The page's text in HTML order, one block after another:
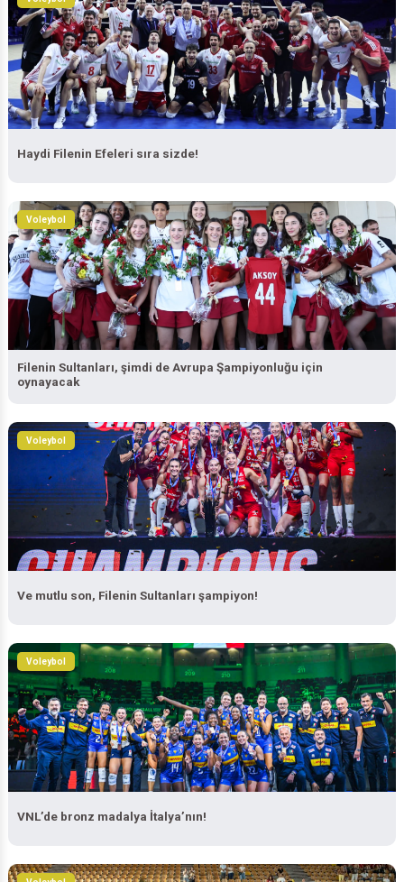
Voleybol
Haydi Filenin Efeleri sıra sizde!
Voleybol
Filenin Sultanları, şimdi de Avrupa Şampiyonluğu için
oynayacak
Voleybol
Ve mutlu son, Filenin Sultanları şampiyon!
Voleybol
VNL’de bronz madalya İtalya’nın!